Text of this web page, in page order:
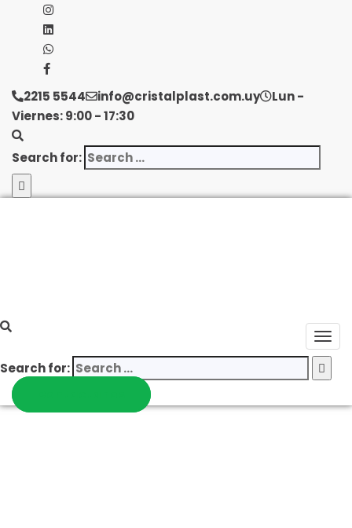
2215 5544 info@cristalplast.com.uy
Lun -
Viernes: 9:00 - 17:30
Search for:
Search for: